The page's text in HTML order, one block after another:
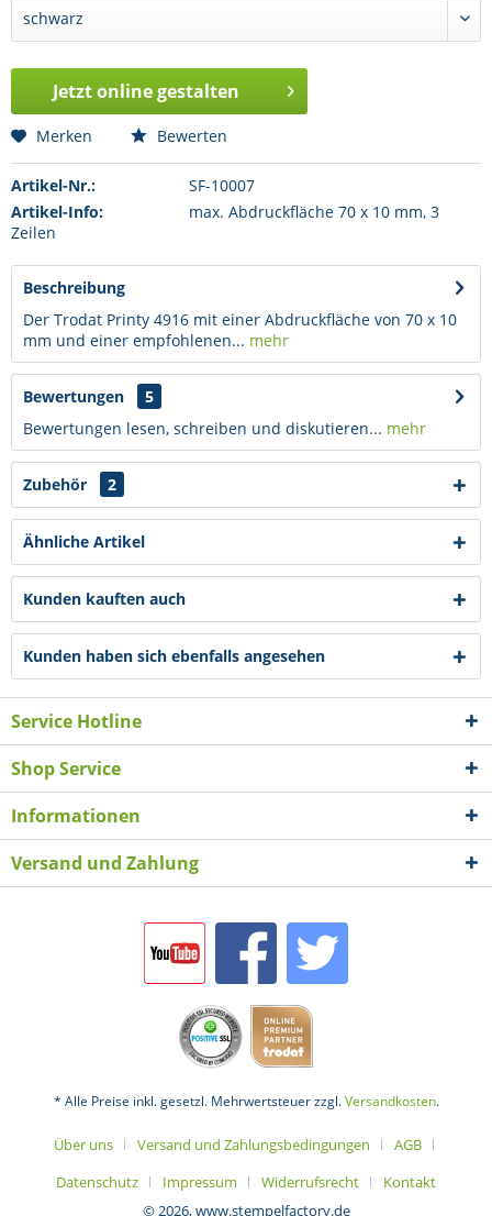
Jetzt online gestalten
Merken Bewerten
Artikel-Nr.:
SF-10007
Artikel-Info:
max. Abdruckfläche 70 x 10 mm, 3
Zeilen
Beschreibung
Der Trodat Printy 4916 mit einer Abdruckfläche von 70 x 10
mm und einer empfohlenen... mehr
Bewertungen
5
Bewertungen lesen, schreiben und diskutieren... mehr
Zubehör 2
Ähnliche Artikel
Kunden kauften auch
Kunden haben sich ebenfalls angesehen
Service Hotline
Shop Service
Informationen
Versand und Zahlung
* Alle Preise inkl. gesetzl. Mehrwertsteuer zzgl.Versandkosten.
Über uns Versand und Zahlungsbedingungen
AGB
Datenschutz
Impressum Widerrufsrecht
Kontakt
© 2026, www.stempelfactory.de